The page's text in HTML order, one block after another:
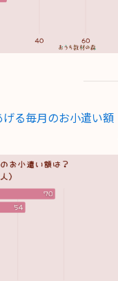
げる毎月のお小遣い額